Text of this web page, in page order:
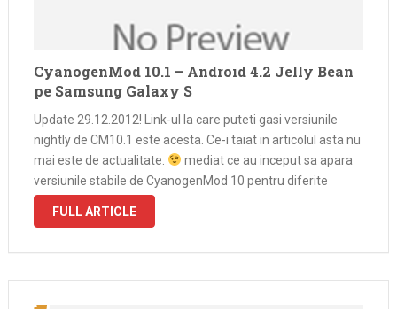
CyanogenMod 10.1 – Android 4.2 Jelly Bean
pe Samsung Galaxy S
Update 29.12.2012! Link-ul la care puteti gasi versiunile
nightly de CM10.1 este acesta. Ce-i taiat in articolul asta nu
mai este de actualitate.
mediat ce au inceput sa apara
versiunile stabile de CyanogenMod 10 pentru diferite
modele de telefoane (pentru Samsung Galaxy S GT-I9000
FULL ARTICLE